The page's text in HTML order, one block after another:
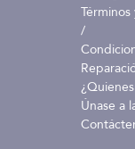
/
Únase a